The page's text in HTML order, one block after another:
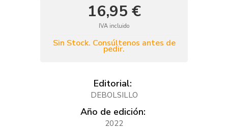
16,95 €
IVA incluido
Sin Stock. Consúltenos antes de
pedir.
Editorial:
DEBOLSILLO
Año de edición:
2022